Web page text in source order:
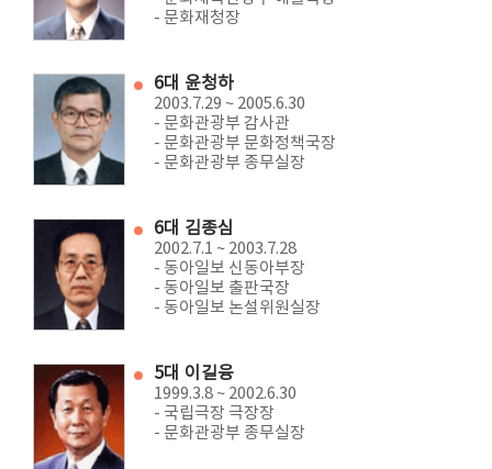
- 문화재청장
6대 윤청하
2003.7.29 ~ 2005.6.30
- 문화관광부 감사관
- 문화관광부 문화정책국장
- 문화관광부 종무실장
6대 김종심
2002.7.1 ~ 2003.7.28
- 동아일보 신동아부장
- 동아일보 출판국장
- 동아일보 논설위원실장
5대 이길융
1999.3.8 ~ 2002.6.30
- 국립극장 극장장
- 문화관광부 종무실장